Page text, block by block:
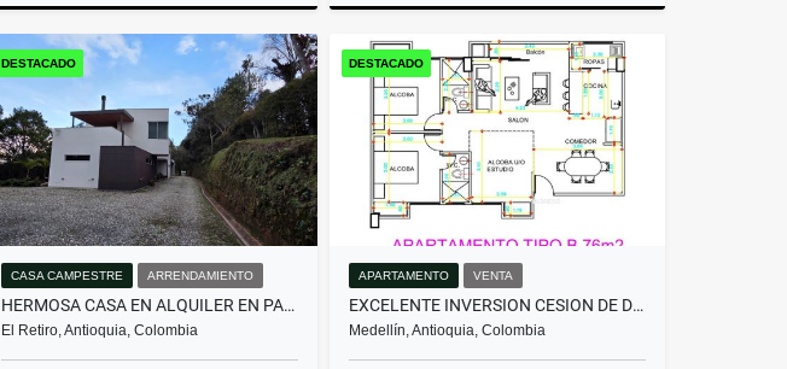
Venta
$600.000.000
Venta
$800.000.000
DESTACADO
CASA CAMPESTRE ARRENDAMIENTO
HERMOSA CASA EN ALQUILER EN PARCELACIÓN CAMPESTRE EN EL RETIRO
El Retiro, Antioquia, Colombia
DESTACADO
APARTAMENTO VENTA
EXCELENTE INVERSION CESION DE DERECHOS ACABADO MODERNO -FLORESTA
Medellín, Antioquia, Colombia